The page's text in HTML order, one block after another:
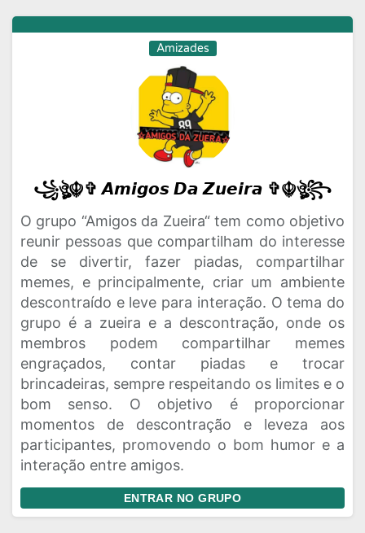
Amizades
꧁ঔৣ☬✞ 𝘼𝙢𝙞𝙜𝙤𝙨 𝘿𝙖 𝙕𝙪𝙚𝙞𝙧𝙖 ✞☬ঔৣ꧂
O grupo “Amigos da Zueira“ tem como objetivo
reunir pessoas que compartilham do interesse
de se divertir, fazer piadas, compartilhar
memes, e principalmente, criar um ambiente
descontraído e leve para interação. O tema do
grupo é a zueira e a descontração, onde os
membros podem compartilhar memes
engraçados, contar piadas e trocar
brincadeiras, sempre respeitando os limites e o
bom senso. O objetivo é proporcionar
momentos de descontração e leveza aos
participantes, promovendo o bom humor e a
interação entre amigos.
ENTRAR NO GRUPO